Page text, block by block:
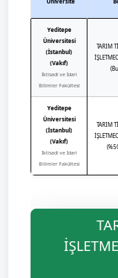
Yeditepe
Üniversitesi
(İstanbul)
(Vakıf)
İktisadi ve İdari
Bilimler Fakültesi
TARIM
Yeditepe
Üniversitesi
(İstanbul)
(Vakıf)
İktisadi ve İdari
Bilimler Fakültesi
TARIM